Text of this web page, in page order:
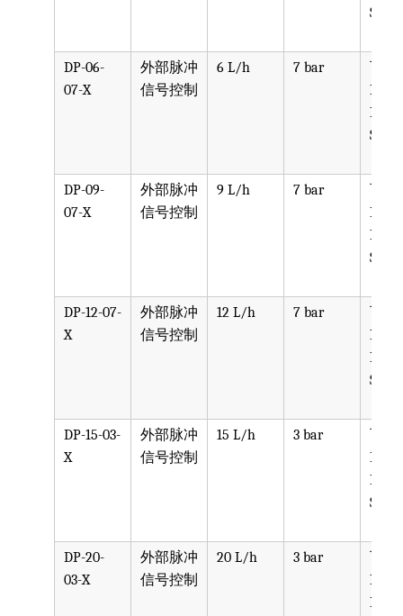
SST,
DP-06-
07-X
外部脉冲
信号控制
6 L/h 7 bar
可选
PPV,
PVDF,
SST,
DP-09-
07-X
外部脉冲
信号控制
9 L/h 7 bar
可选
PPV,
PVDF,
SST,
DP-12-07-
X
外部脉冲
信号控制
12 L/h 7 bar
可选
PPV,
PVDF,
SST,
DP-15-03-
X
外部脉冲
信号控制
15 L/h 3 bar
可选
PPV,
PVDF,
SST,
DP-20-
03-X
外部脉冲
信号控制
20 L/h 3 bar
可选
PPV,
PVDF,